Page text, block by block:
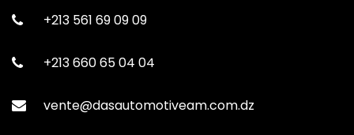
+213 561 69 09 09
+213 660 65 04 04
vente@dasautomotiveam.com.dz